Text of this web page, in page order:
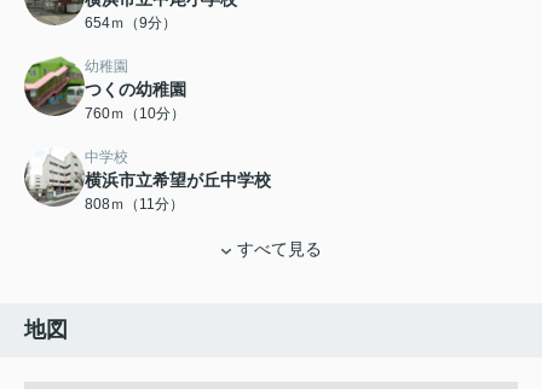
654ｍ（9分）
幼稚園
つくの幼稚園
760ｍ（10分）
中学校
横浜市立希望が丘中学校
808ｍ（11分）
すべて見る
地図